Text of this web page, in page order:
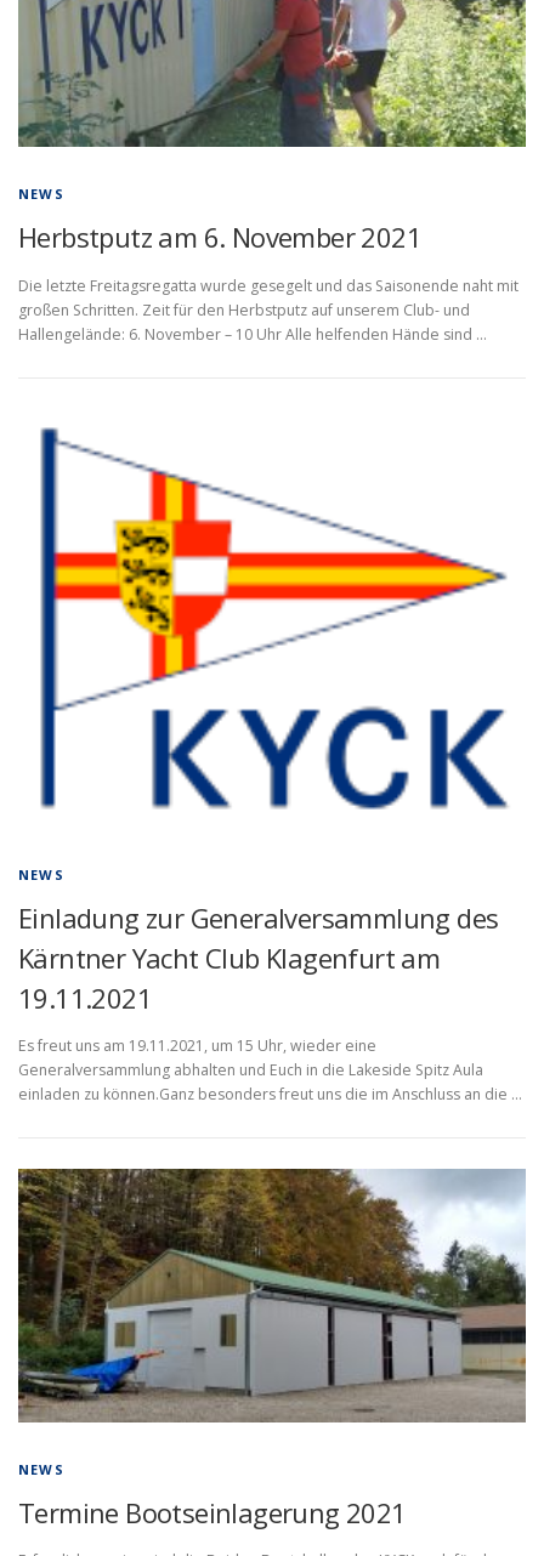
NEWS
Herbstputz am 6. November 2021
Die letzte Freitagsregatta wurde gesegelt und das Saisonende naht mit
großen Schritten. Zeit für den Herbstputz auf unserem Club- und
Hallengelände: 6. November – 10 Uhr Alle helfenden Hände sind …
NEWS
Einladung zur Generalversammlung des
Kärntner Yacht Club Klagenfurt am
19.11.2021
Es freut uns am 19.11.2021, um 15 Uhr, wieder eine
Generalversammlung abhalten und Euch in die Lakeside Spitz Aula
einladen zu können.Ganz besonders freut uns die im Anschluss an die …
NEWS
Termine Bootseinlagerung 2021